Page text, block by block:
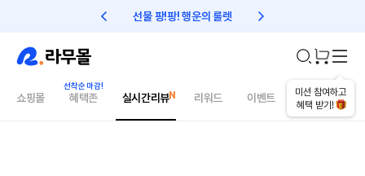
선물 팡!팡! 행운의 룰렛 친구초대 1만원 리워드!
미션 참여하고
혜택 받기!
쇼핑몰 혜택존 실시간리뷰 리워드 이벤트 건강매거진